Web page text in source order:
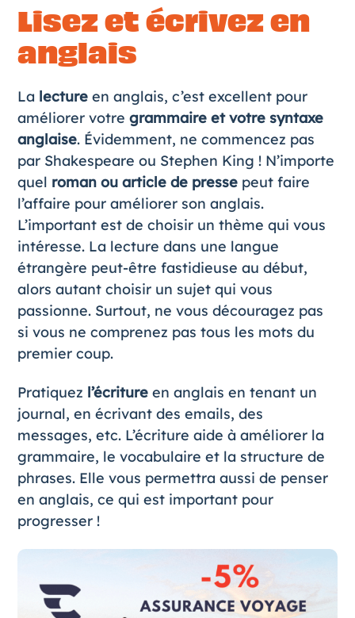
Lisez et écrivez en
anglais
La lectureen anglais, c’est excellent pour
améliorer votre grammaire et votre syntaxe
anglaise. Évidemment, ne commencez pas
par Shakespeare ou Stephen King ! N’importe
quel roman ou article de pressepeut faire
l’affaire pour améliorer son anglais.
L’important est de choisir un thème qui vous
intéresse. La lecture dans une langue
étrangère peut-être fastidieuse au début,
alors autant choisir un sujet qui vous
passionne. Surtout, ne vous découragez pas
si vous ne comprenez pas tous les mots du
premier coup.
Pratiquez l’écritureen anglais en tenant un
journal, en écrivant des emails, des
messages, etc. L’écriture aide à améliorer la
grammaire, le vocabulaire et la structure de
phrases. Elle vous permettra aussi de penser
en anglais, ce qui est important pour
progresser !